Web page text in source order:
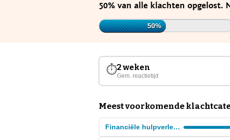
50% van alle klachten opgelost.
50%
⏱2 weken
Gem. reactietijd
Meest voorkomende
Financiële hulpverlening